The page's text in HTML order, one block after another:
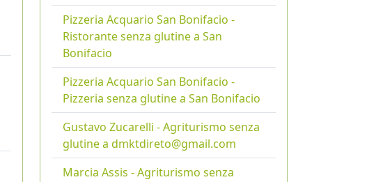
Pizzeria Acquario San Bonifacio -
Ristorante senza glutine a San
Bonifacio
Pizzeria Acquario San Bonifacio -
Pizzeria senza glutine a San Bonifacio
Gustavo Zucarelli - Agriturismo senza
glutine a dmktdireto@gmail.com
Marcia Assis - Agriturismo senza